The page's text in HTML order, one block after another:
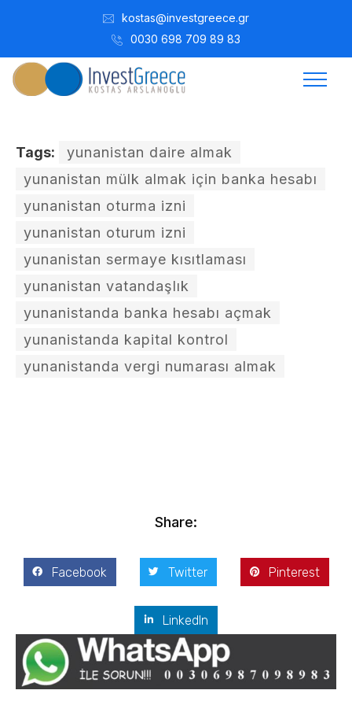
kostas@investgreece.gr
0030 698 709 89 83
Tags:
yunanistan daire almak
yunanistan mülk almak için banka hesabı
yunanistan oturma izni
yunanistan oturum izni
yunanistan sermaye kısıtlaması
yunanistan vatandaşlık
yunanistanda banka hesabı açmak
yunanistanda kapital kontrol
yunanistanda vergi numarası almak
Share:
Facebook Twitter Pinterest
LinkedIn